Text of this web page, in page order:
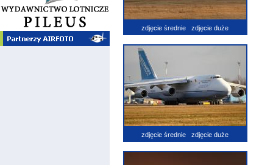
zdjęcie średnie zdjęcie duże
zdjęcie średnie zdjęcie duże